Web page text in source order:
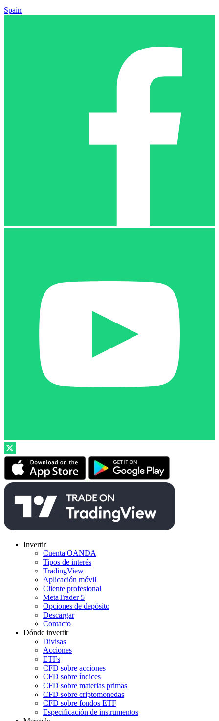
Spain
Invertir
Cuenta OANDA
Tipos de interés
TradingView
Aplicación móvil
Cliente profesional
MetaTrader 5
Opciones de depósito
Descargar
Contacto
Dónde invertir
Divisas
Acciones
ETFs
CFD sobre acciones
CFD sobre índices
CFD sobre materias primas
CFD sobre criptomonedas
CFD sobre fondos ETF
Especificación de instrumentos